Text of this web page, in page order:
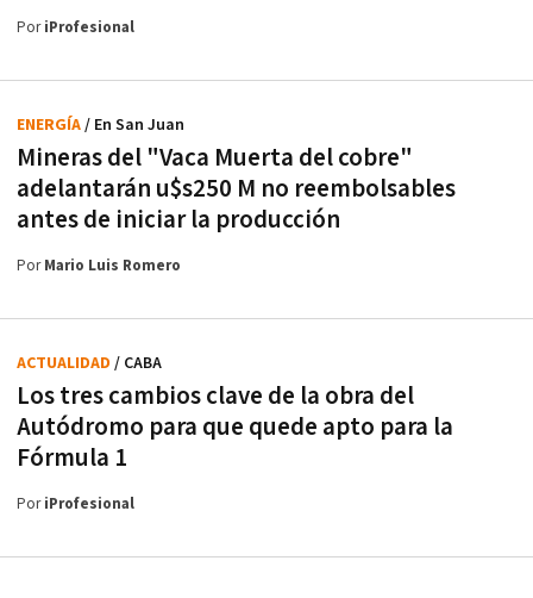
PoriProfesional
Mineras del "Vaca Muerta del cobre"
adelantarán u$s250 M no reembolsables
antes de iniciar la producción
ENERGÍA/ En San Juan
PorMario Luis Romero
Los tres cambios clave de la obra del
Autódromo para que quede apto para la
Fórmula 1
ACTUALIDAD / CABA
PoriProfesional